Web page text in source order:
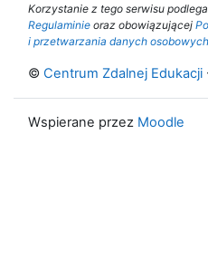
Korzystanie z tego serwisu
Regulaminie oraz obowiązującej
i przetwarzania danych osobowych
© Centrum Zdalnej Edukacji
Wspierane przez Moodle